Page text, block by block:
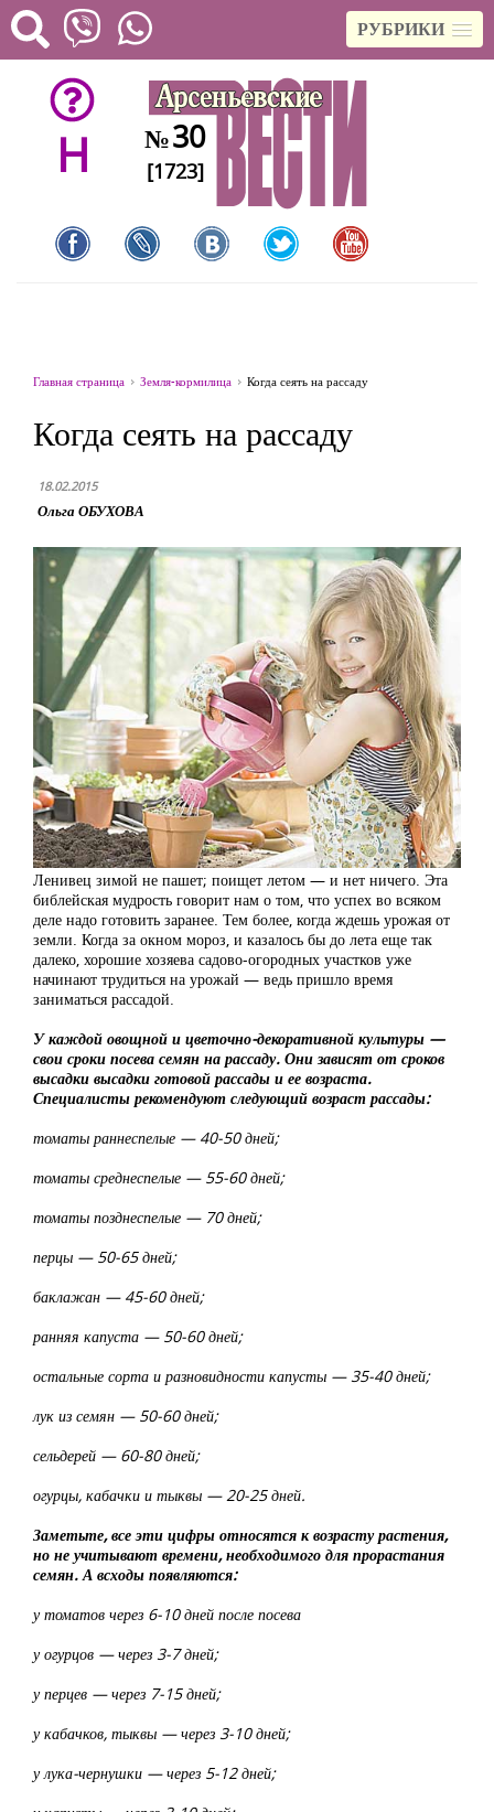
РУБРИКИ
H №30
[1723]
Главная страница Земля-кормилица Когда сеять на рассаду
Когда сеять на рассаду
18.02.2015
Ольга ОБУХОВА
Ленивец зимой не пашет; поищет летом — и нет ничего. Эта
библейская мудрость говорит нам о том, что успех во всяком
деле надо готовить заранее. Тем более, когда ждешь урожая от
земли. Когда за окном мороз, и казалось бы до лета еще так
далеко, хорошие хозяева садово-огородных участков уже
начинают трудиться на урожай — ведь пришло время
заниматься рассадой.
У каждой овощной и цветочно-декоративной культуры —
свои сроки посева семян на рассаду. Они зависят от сроков
высадки высадки готовой рассады и ее возраста.
Специалисты рекомендуют следующий возраст рассады:
томаты раннеспелые — 40-50 дней;
томаты среднеспелые — 55-60 дней;
томаты позднеспелые — 70 дней;
перцы — 50-65 дней;
баклажан — 45-60 дней;
ранняя капуста — 50-60 дней;
остальные сорта и разновидности капусты — 35-40 дней;
лук из семян — 50-60 дней;
сельдерей — 60-80 дней;
огурцы, кабачки и тыквы — 20-25 дней.
Заметьте, все эти цифры относятся к возрасту растения,
но не учитывают времени, необходимого для прорастания
семян. А всходы появляются:
у томатов через 6-10 дней после посева
у огурцов — через 3-7 дней;
у перцев — через 7-15 дней;
у кабачков, тыквы — через 3-10 дней;
у лука-чернушки — через 5-12 дней;